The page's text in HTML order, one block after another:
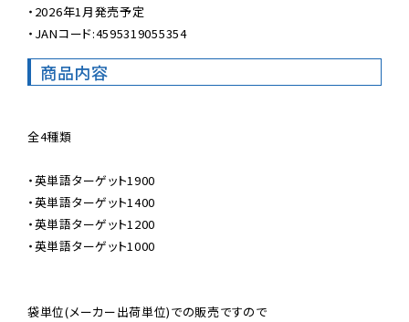
・2026年1月発売予定
・JANコード:4595319055354
商品内容
全4種類
・英単語ターゲット1900
・英単語ターゲット1400
・英単語ターゲット1200
・英単語ターゲット1000
袋単位(メーカー出荷単位)での販売ですので